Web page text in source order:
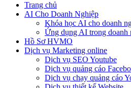
Trang chủ
AI Cho Doanh Nghiệp
Khóa học AI cho doanh
Ứng dụng AI trong doanh
Hồ Sơ HVMO
Dịch vụ Marketing online
Dịch vụ SEO Youtube
Dịch vụ quảng cáo
Dịch vụ chạy quảng cáo